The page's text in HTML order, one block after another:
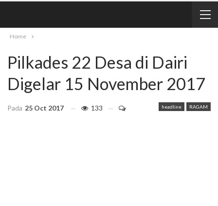
Home
Pilkades 22 Desa di Dairi
Digelar 15 November 2017
headline RAGAM
Pada 25 Oct 2017 133